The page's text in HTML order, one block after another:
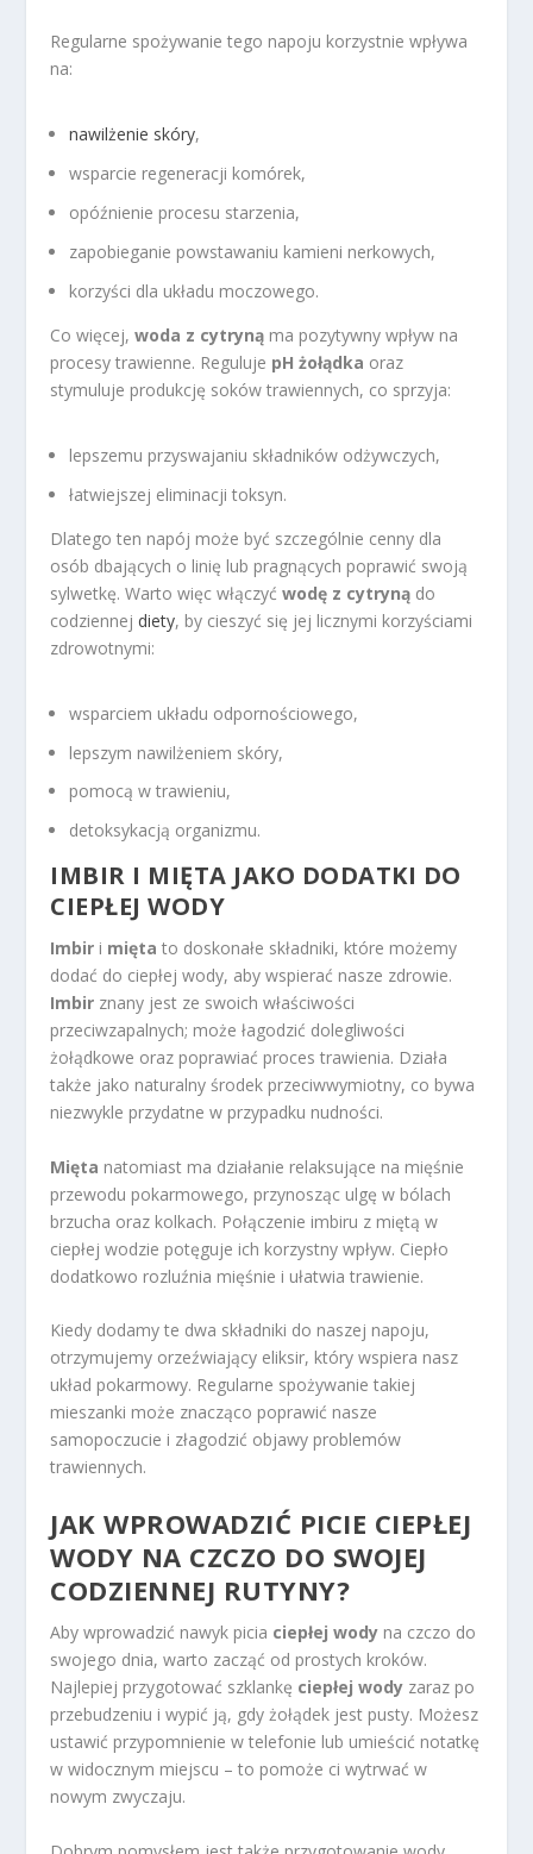
Regularne spożywanie tego napoju korzystnie wpływa
na:
nawilżenie skóry,
wsparcie regeneracji komórek,
opóźnienie procesu starzenia,
zapobieganie powstawaniu kamieni nerkowych,
korzyści dla układu moczowego.
Co więcej,woda z cytryną ma pozytywny wpływ na
procesy trawienne. Reguluje pH żołądka oraz
stymuluje produkcję soków trawiennych, co sprzyja:
lepszemu przyswajaniu składników odżywczych,
łatwiejszej eliminacji toksyn.
Dlatego ten napój może być szczególnie cenny dla
osób dbających o linię lub pragnących poprawić swoją
sylwetkę. Warto więc włączyćwodę z cytryną do
codziennej diety, by cieszyć się jej licznymi korzyściami
zdrowotnymi:
wsparciem układu odpornościowego,
lepszym nawilżeniem skóry,
pomocą w trawieniu,
detoksykacją organizmu.
IMBIR I MIĘTA JAKO DODATKI DO
CIEPŁEJ WODY
Imbir i mięta to doskonałe składniki, które możemy
dodać do ciepłej wody, aby wspierać nasze zdrowie.
Imbir znany jest ze swoich właściwości
przeciwzapalnych; może łagodzić dolegliwości
żołądkowe oraz poprawiać proces trawienia. Działa
także jako naturalny środek przeciwwymiotny, co bywa
niezwykle przydatne w przypadku nudności.
Mięta natomiast ma działanie relaksujące na mięśnie
przewodu pokarmowego, przynosząc ulgę w bólach
brzucha oraz kolkach. Połączenie imbiru z miętą w
ciepłej wodzie potęguje ich korzystny wpływ. Ciepło
dodatkowo rozluźnia mięśnie i ułatwia trawienie.
Kiedy dodamy te dwa składniki do naszej napoju,
otrzymujemy orzeźwiający eliksir, który wspiera nasz
układ pokarmowy. Regularne spożywanie takiej
mieszanki może znacząco poprawić nasze
samopoczucie i złagodzić objawy problemów
trawiennych.
JAK WPROWADZIĆ PICIE CIEPŁEJ
WODY NA CZCZO DO SWOJEJ
CODZIENNEJ RUTYNY?
Aby wprowadzić nawyk picia ciepłej wody na czczo do
swojego dnia, warto zacząć od prostych kroków.
Najlepiej przygotować szklankę ciepłej wody zaraz po
przebudzeniu i wypić ją, gdy żołądek jest pusty. Możesz
ustawić przypomnienie w telefonie lub umieścić notatkę
w widocznym miejscu – to pomoże ci wytrwać w
nowym zwyczaju.